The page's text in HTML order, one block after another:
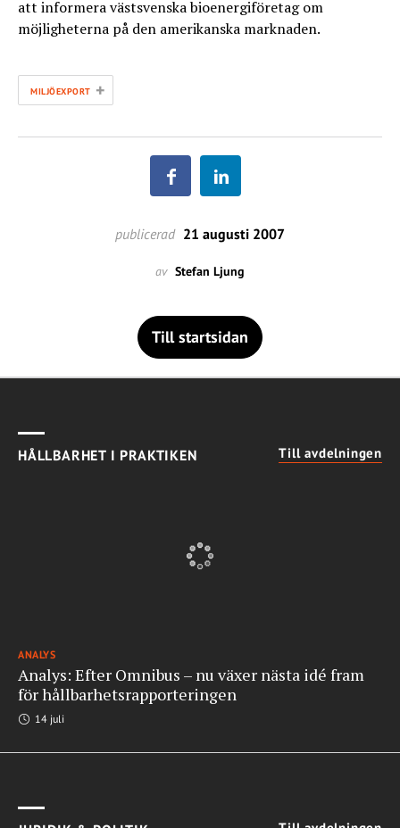
att informera västsvenska bioenergiföretag om
möjligheterna på den amerikanska marknaden.
MILJÖEXPORT +
publicerad 21 augusti 2007
av Stefan Ljung
Till startsidan
HÅLLBARHET I PRAKTIKEN Till avdelningen
ANALYS
Analys: Efter Omnibus – nu växer nästa idé fram
för hållbarhetsrapporteringen
14 juli